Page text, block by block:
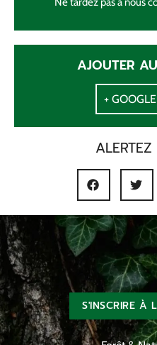
AJOUTER
+ GOOGLE
S'INSCRIRE À